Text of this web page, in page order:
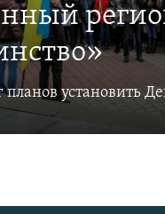
планов установить